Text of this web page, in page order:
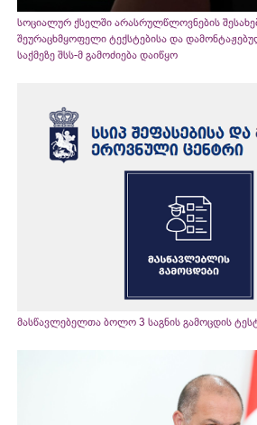
სოციალურ ქსელში არასრულწლოვნების
შეურაცხმყოფელი ტექსტებისა და
საქმეზე შსს-მ გამოძიება დაიწყო
მასწავლებელთა ბოლო 3 საგნის გამოცდის